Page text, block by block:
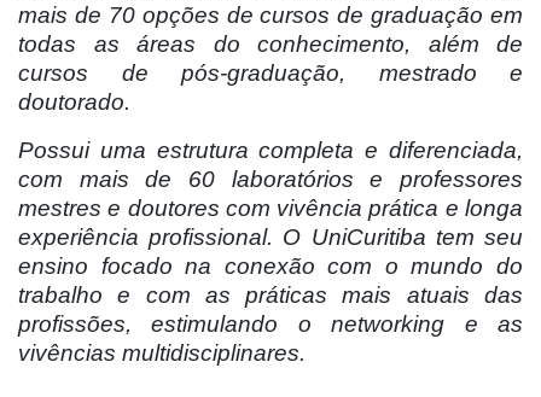
mais de 70 opções de cursos de graduação em
todas as áreas do conhecimento, além de
cursos de pós-graduação, mestrado e
doutorado.
Possui uma estrutura completa e diferenciada,
com mais de 60 laboratórios e professores
mestres e doutores com vivência prática e longa
experiência profissional. O UniCuritiba tem seu
ensino focado na conexão com o mundo do
trabalho e com as práticas mais atuais das
profissões, estimulando o networking e as
vivências multidisciplinares.